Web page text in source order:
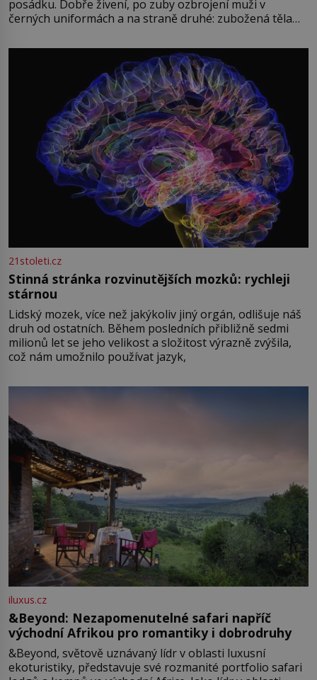
posádku. Dobře živení, po zuby ozbrojení muži v
černých uniformách a na straně druhé: zubožená těla
přízračná scéna znamená? Je jaro roku 1945, druhá
světová válka se chýlí ke konci. Jezero Stolpsee
21stoleti.cz
Stinná stránka rozvinutějších mozků: rychleji
stárnou
Lidský mozek, více než jakýkoliv jiný orgán, odlišuje náš
druh od ostatních. Během posledních přibližně sedmi
milionů let se jeho velikost a složitost výrazně zvýšila,
což nám umožnilo používat jazyk,
iluxus.cz
&Beyond: Nezapomenutelné safari napříč
východní Afrikou pro romantiky i dobrodruhy
&Beyond, světově uznávaný lídr v oblasti luxusní
ekoturistiky, představuje své rozmanité portfolio safari